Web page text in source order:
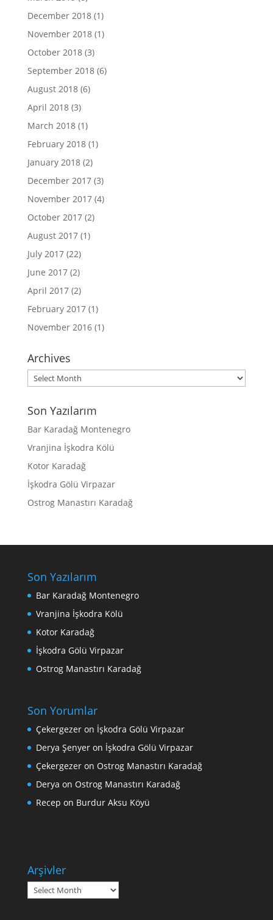
December 2018(1)
November 2018(1)
October 2018(3)
September 2018(6)
August 2018(6)
April 2018(3)
March 2018(1)
February 2018(1)
January 2018(2)
December 2017(3)
November 2017(4)
October 2017(2)
August 2017(1)
July 2017(22)
June 2017(2)
April 2017(2)
February 2017(1)
November 2016(1)
Archives
Archives
Son Yazılarım
Bar Karadağ Montenegro
Vranjina İşkodra Kölü
Kotor Karadağ
İşkodra Gölü Virpazar
Ostrog Manastırı Karadağ
Son Yazılarım
Bar Karadağ Montenegro
Vranjina İşkodra Kölü
Kotor Karadağ
İşkodra Gölü Virpazar
Ostrog Manastırı Karadağ
Son Yorumlar
Çekergezeron İşkodra Gölü Virpazar
Derya Şenyeron İşkodra Gölü Virpazar
Çekergezeron Ostrog Manastırı Karadağ
Derya on Ostrog Manastırı Karadağ
Recep on Burdur Aksu Köyü
Arşivler
Arşivler